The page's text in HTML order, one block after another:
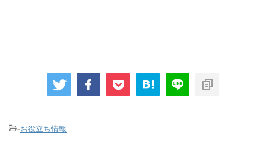
-お役立ち情報